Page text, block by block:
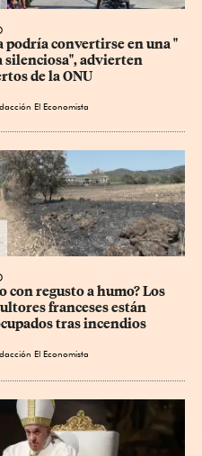
podría convertirse en una "
silenciosa", advierten
de la ONU
El Economista
con regusto a humo? Los
franceses están
tras incendios
El Economista